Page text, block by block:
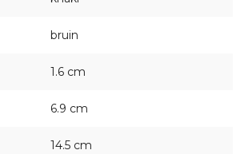
bruin
1.6 cm
6.9 cm
14.5 cm